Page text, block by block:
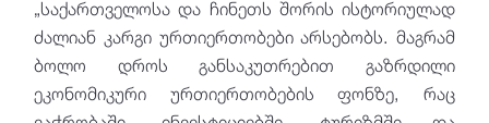
„საქართველოსა და ჩინეთს შორის ისტორიულად
ძალიან კარგი ურთიერთობები არსებობს. მაგრამ
ბოლო დროს განსაკუთრებით გაზრდილი
ეკონომიკური ურთიერთობების ფონზე, რაც